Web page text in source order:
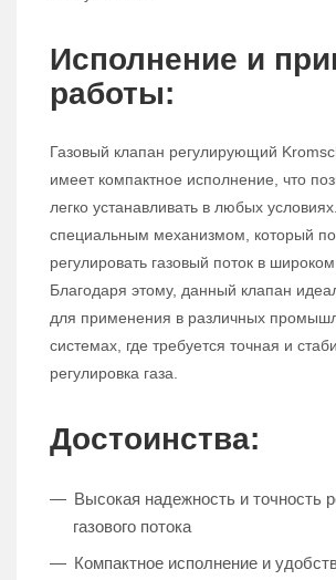
Исполнение и
работы:
Газовый клапан регулирующий
имеет компактное исполнение, что
легко устанавливать в любых
специальным механизмом, который
регулировать газовый поток в
Благодаря этому, данный клапан
для применения в различных
системах, где требуется точная и
регулировка газа.
Достоинства:
Высокая надежность и точность
газового потока
Компактное исполнение и